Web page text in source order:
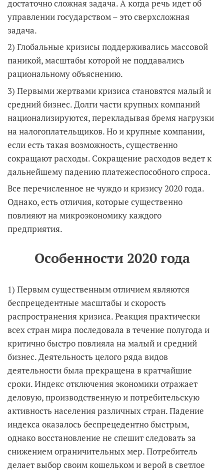
достаточно сложная задача. А когда речь идет об
управлении государством – это сверхсложная
задача.
2) Глобальные кризисы поддерживались массовой
паникой, масштабы которой не поддавались
рациональному объяснению.
3) Первыми жертвами кризиса становятся малый и
средний бизнес. Долги части крупных компаний
национализируются, перекладывая бремя нагрузки
на налогоплательщиков. Но и крупные компании,
если есть такая возможность, существенно
сокращают расходы. Сокращение расходов ведет к
дальнейшему падению платежеспособного спроса.
Все перечисленное не чуждо и кризису 2020 года.
Однако, есть отличия, которые существенно
повлияют на микроэкономику каждого
предприятия.
Особенности 2020 года
1) Первым существенным отличием являются
беспрецедентные масштабы и скорость
распространения кризиса. Реакция практически
всех стран мира последовала в течение полугода и
критично быстро повлияла на малый и средний
бизнес. Деятельность целого ряда видов
деятельности была прекращена в кратчайшие
сроки. Индекс отключения экономики отражает
деловую, производственную и потребительскую
активность населения различных стран. Падение
индекса оказалось беспрецедентно быстрым,
однако восстановление не спешит следовать за
снижением ограничительных мер. Потребитель
делает выбор своим кошельком и верой в светлое